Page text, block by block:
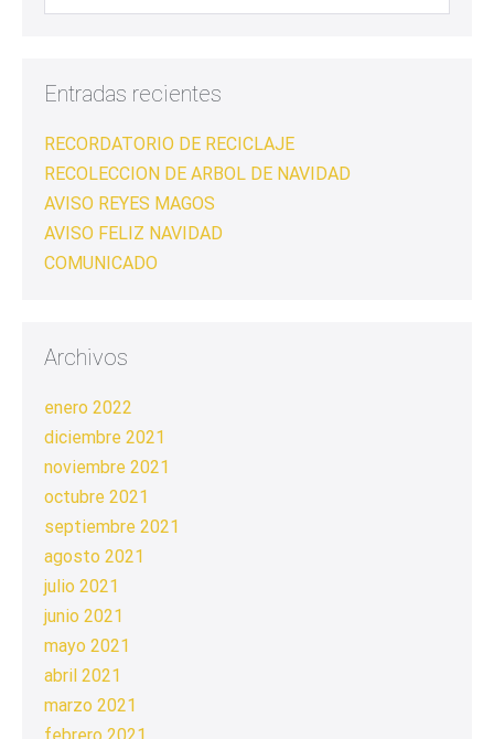
Entradas recientes
RECORDATORIO DE RECICLAJE
RECOLECCION DE ARBOL DE NAVIDAD
AVISO REYES MAGOS
AVISO FELIZ NAVIDAD
COMUNICADO
Archivos
enero 2022
diciembre 2021
noviembre 2021
octubre 2021
septiembre 2021
agosto 2021
julio 2021
junio 2021
mayo 2021
abril 2021
marzo 2021